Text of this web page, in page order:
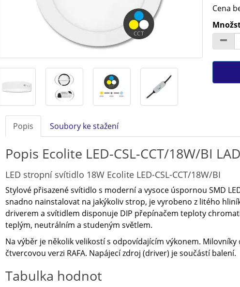
Cena
Popis Soubory ke stažení
Popis Ecolite LED-CSL-CCT/18W/BI
LED stropní svítidlo 18W Ecolite LED-CSL-CCT/18W/BI
Stylové přisazené svítidlo s moderní a vysoce úspornou SMD
snadno nainstalovat na jakýkoliv strop, je vyrobeno z litého
driverem a svítidlem disponuje DIP přepínačem teploty
teplým, neutrálním a studeným světlem.
Na výběr je několik velikostí s odpovídajícím výkonem.
čtvercovou verzi RAFA. Napájecí zdroj (driver) je součástí balení.
Tabulka hodnot